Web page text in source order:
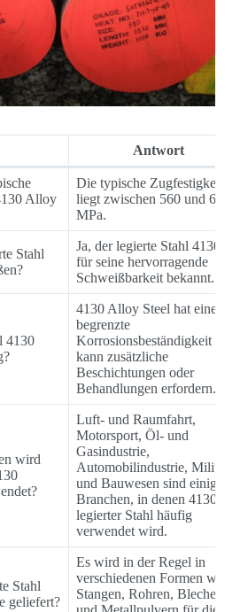
Antwort
Alloy
Die typische Zugfestigkeit
liegt zwischen 560 und 670
MPa.
Stahl
Ja, der legierte Stahl 4130 ist
für seine hervorragende
Schweißbarkeit bekannt.
4130
4130 Alloy Steel hat eine
begrenzte
Korrosionsbeständigkeit und
kann zusätzliche
Beschichtungen oder
Behandlungen erfordern.
wird
Luft- und Raumfahrt,
Motorsport, Öl- und
Gasindustrie,
Automobilindustrie, Militär
und Bauwesen sind einige
Branchen, in denen 4130
legierter Stahl häufig
verwendet wird.
Stahl
geliefert?
Es wird in der Regel in
verschiedenen Formen wie
Stangen, Rohren, Blechen